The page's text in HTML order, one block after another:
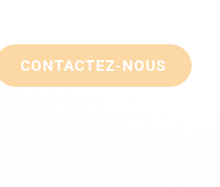
CONTACTEZ-NOUS